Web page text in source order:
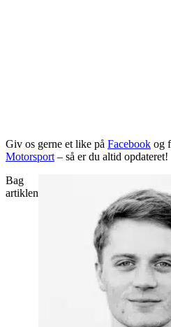
Giv os gerne et like på Facebook og
Motorsport – så er du altid opdateret!
Bag
artiklen